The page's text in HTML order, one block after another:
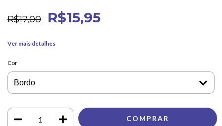
R$17,00 R$15,95
Ver mais detalhes
Cor